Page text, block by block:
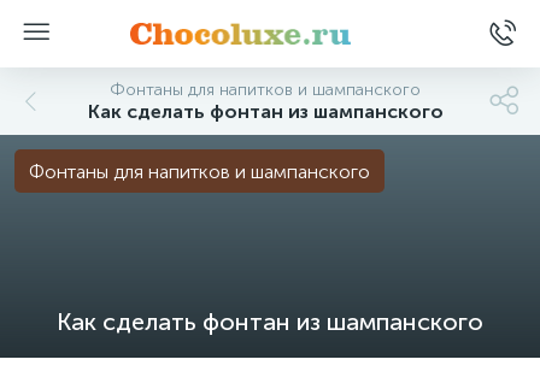
Фонтаны для напитков и шампанского
Как сделать фонтан из шампанского
Как сделать фонтан из шампанского
Фонтаны для напитков и шампанского